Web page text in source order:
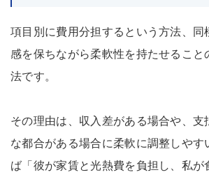
項目別に費用分担するという方法、同
感を保ちながら柔軟性を持たせること
法です。
その理由は、収入差がある場合や、支
な都合がある場合に柔軟に調整しやす
ば「彼が家賃と光熱費を負担し、私が